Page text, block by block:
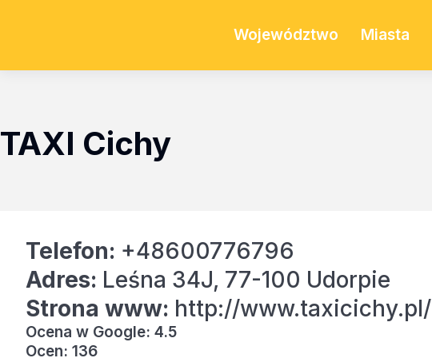
Województwo Miasta
TAXI Cichy
Telefon: +48600776796
Adres: Leśna 34J, 77-100 Udorpie
Strona www: http://www.taxicichy.pl/
Ocena w Google: 4.5
Ocen: 136